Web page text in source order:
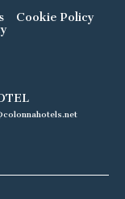
Cookie Policy